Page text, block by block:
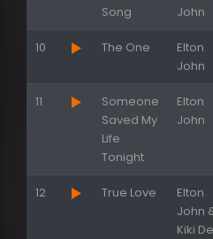
Song
John
10 The One
Elton
John
11
Someone
Saved My
Life
Tonight
Elton
John
12 True Love
Elton
John
Kiki